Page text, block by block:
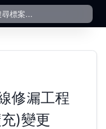
menu
修漏工程
)變更